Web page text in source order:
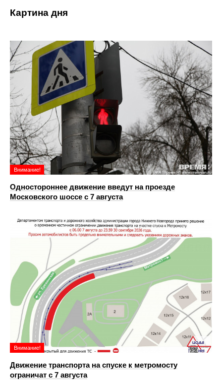
Картина дня
Внимание!
Одностороннее движение введут на проезде
Московского шоссе с 7 августа
Внимание!
Движение транспорта на спуске к метромосту
ограничат с 7 августа